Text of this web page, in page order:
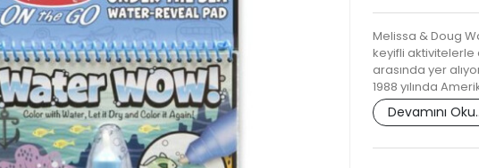
Melissa & Doug
keyifli aktivitelerle
arasında yer
1988 yılında
Devamını